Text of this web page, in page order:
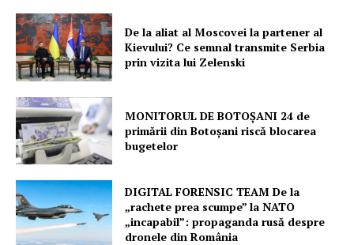
De la aliat al Moscovei la partener al
Kievului? Ce semnal transmite Serbia
prin vizita lui Zelenski
MONITORUL DE BOTOȘANI 24 de
primării din Botoșani riscă blocarea
bugetelor
DIGITAL FORENSIC TEAM De la
„rachete prea scumpe” la NATO
„incapabil”: propaganda rusă despre
dronele din România